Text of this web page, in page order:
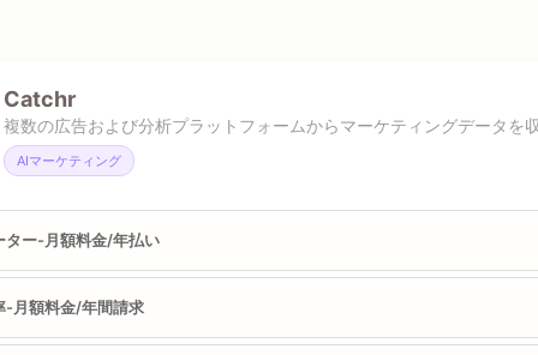
Catchr
複数の広告および分析プラットフォームからマーケティングデータを
AIマーケティング
ター-月額料金/年払い
-月額料金/年間請求